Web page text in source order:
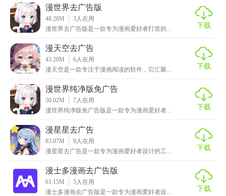
3. 离线下载：支持漫画章节离线下载，随时随地阅读，无需
担心网络问题。
4. 夜间模式：提供夜间阅读模式，减少眼睛疲劳，提升阅读
舒适度。
【漫世界app去广告内容】
1. 分类清晰：按题材、作者、地区等分类，方便用户快速找
到感兴趣的漫画。
2. 更新提醒：关注喜欢的漫画后，实时推送更新通知，不错
过任何精彩章节。
3. 社区互动：内置漫画爱好者社区，用户可以分享心得、讨
论剧情，与其他读者交流。
漫世界去广告版
48.28M 3 人在用
漫世界去广告版是一款专为漫画爱好者打造的...
下载
漫天空去广告
43.20M 6 人在用
漫天空是一款专注于漫画阅读的软件，它汇聚...
下载
漫世界纯净版免广告
50.02M 7 人在用
漫世界纯净版免广告版是一款专为漫画爱好者...
下载
漫星星去广告
83.07M 9 人在用
漫星星去广告是一款专为漫画爱好者设计的工...
下载
漫士多漫画去广告版
61.15M 5 人在用
漫士多漫画去广告版是一款专为漫画爱好者设...
下载